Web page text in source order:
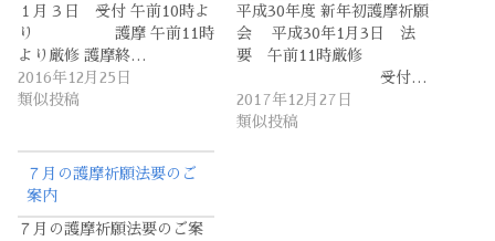
１月３日 受付 午前10時よ
り 護摩 午前11時
より厳修 護摩終…
2016年12月25日
類似投稿
平成30年度 新年初護摩祈願
会 平成30年1月3日 法
要 午前11時厳修
受付…
2017年12月27日
類似投稿
７月の護摩祈願法要のご
案内
７月の護摩祈願法要のご案